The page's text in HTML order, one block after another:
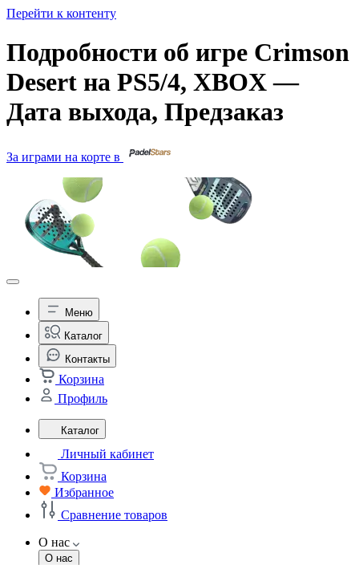
Перейти к контенту
Подробности об игре Crimson
Desert на PS5/4, XBOX —
Дата выхода, Предзаказ
За играми на корте в
Меню
Каталог
Контакты
Корзина
Профиль
Каталог
Личный кабинет
Корзина
Избранное
Сравнение товаров
О нас
О нас